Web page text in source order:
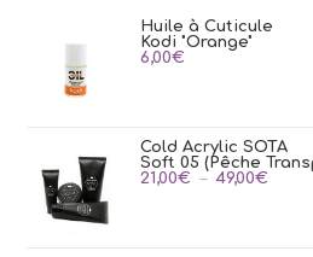
Huile à Cuticule
Kodi "Orange"
6,00€
Cold Acrylic SOTA
Soft 05 (Pêche
21,00€ – 49,00€ Plage